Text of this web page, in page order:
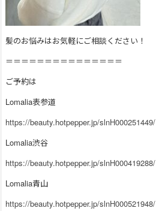
髪のお悩みはお気軽にご相談ください！
＝＝＝＝＝＝＝＝＝＝＝＝＝＝＝
ご予約は
Lomalia表参道
https://beauty.hotpepper.jp/slnH000251449/
Lomalia渋谷
https://beauty.hotpepper.jp/slnH000419288/
Lomalia青山
https://beauty.hotpepper.jp/slnH000521948/